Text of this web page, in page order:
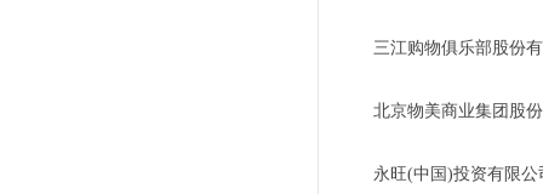
三江购物俱乐部股份
北京物美商业集团股
永旺(中国)投资有限